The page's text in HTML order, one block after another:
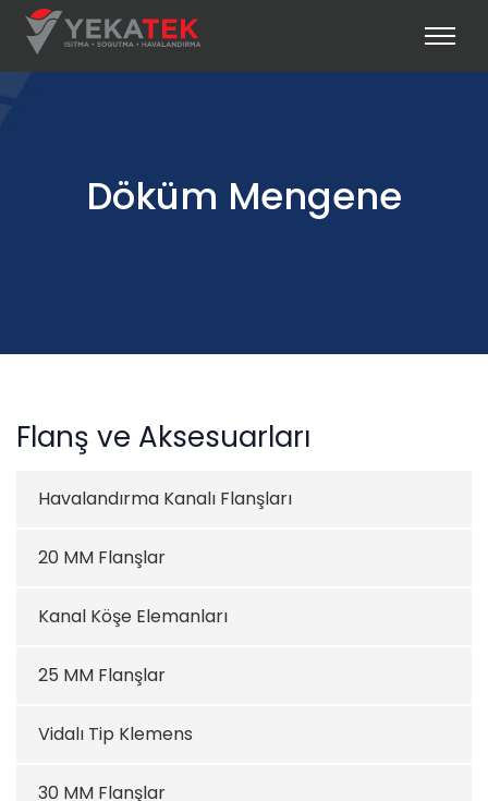
Döküm Mengene
Flanş ve Aksesuarları
Havalandırma Kanalı Flanşları
20 MM Flanşlar
Kanal Köşe Elemanları
25 MM Flanşlar
Vidalı Tip Klemens
30 MM Flanşlar